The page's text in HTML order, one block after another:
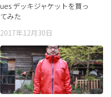
ues デッキジャケットを買っ
てみた
2017年12月30日